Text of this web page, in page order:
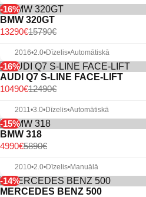
-16%
BMW 320GT
15790€
13290€
2016•2.0•Dīzelis•Automātiskā
-16%
AUDI Q7 S-LINE FACE-LIFT
12490€
10490€
2011•3.0•Dīzelis•Automātiskā
-15%
BMW 318
5890€
4990€
2010•2.0•Dīzelis•Manuālā
-14%
MERCEDES BENZ 500